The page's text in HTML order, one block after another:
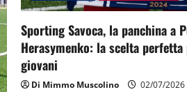
Sporting Savoca, la panchina a
Herasymenko: la scelta
giovani
Di Mimmo Muscolino 02/07/2026